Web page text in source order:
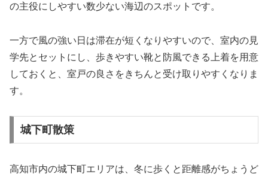
の主役にしやすい数少ない海辺のスポットです。
一方で風の強い日は滞在が短くなりやすいので、室内の見
学先とセットにし、歩きやすい靴と防風できる上着を用意
しておくと、室戸の良さをきちんと受け取りやすくなりま
す。
城下町散策
高知市内の城下町エリアは、冬に歩くと距離感がちょうど